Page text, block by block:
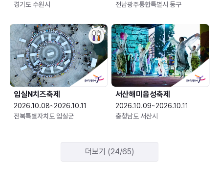
경기도 수원시
전남광주통합특별시 동구
임실N치즈축제
2026.10.08~2026.10.11
전북특별자치도 임실군
서산해미읍성축제
2026.10.09~2026.10.11
충청남도 서산시
더보기 (24/65)